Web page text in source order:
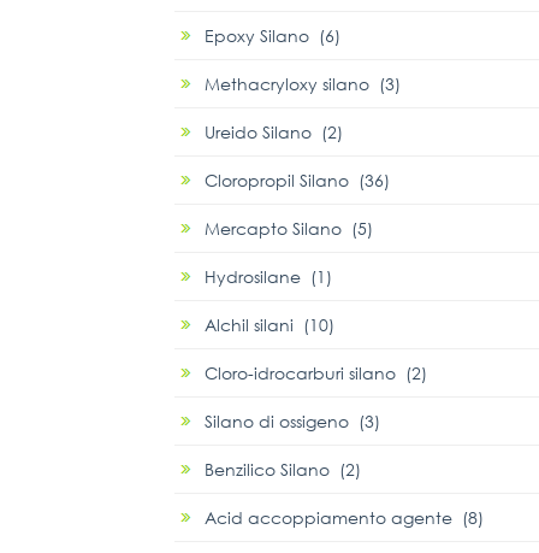
Epoxy Silano (6)
Methacryloxy silano (3)
Ureido Silano (2)
Cloropropil Silano (36)
Mercapto Silano (5)
Hydrosilane (1)
Alchil silani (10)
Cloro-idrocarburi silano (2)
Silano di ossigeno (3)
Benzilico Silano (2)
Acid accoppiamento agente (8)